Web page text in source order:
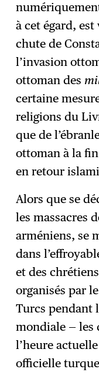
à cet égard,
chute de
l’invasion
ottoman des
certaine
religions du
que de
ottoman à la
en retour
Alors que se
les massacres
arméniens, se
dans
et des
organisés par
Turcs pendant
mondiale — les
l’heure
officielle